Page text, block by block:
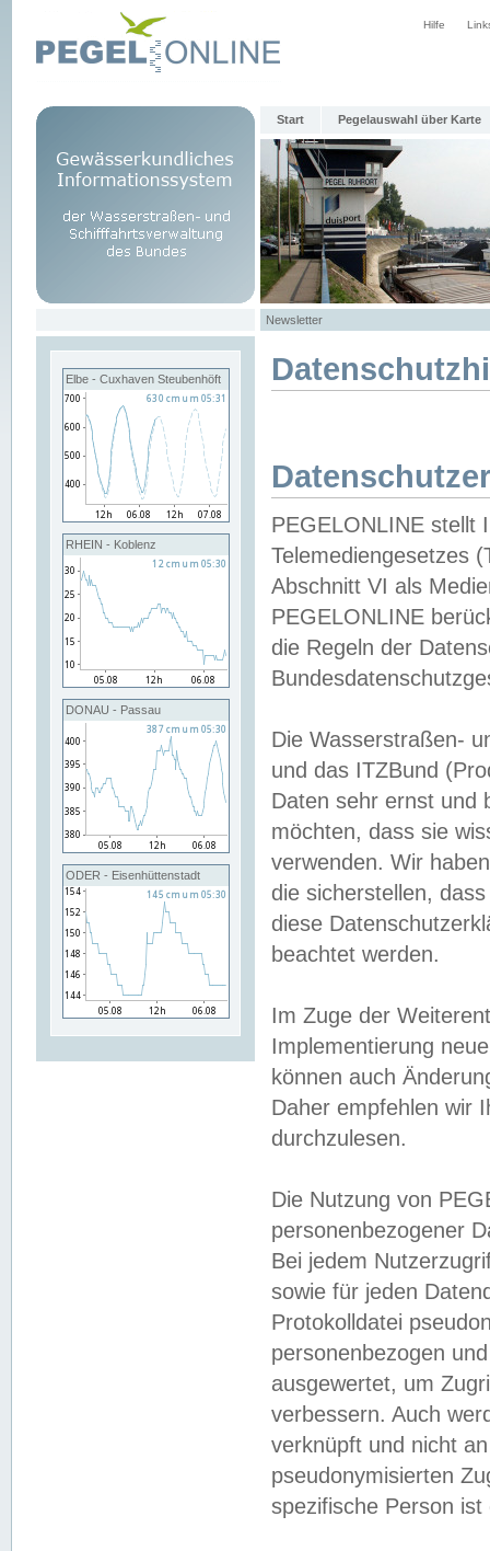
Hilfe
Start Pegelauswahl über Karte
Newsletter
Elbe - Cuxhaven Steubenhöft
RHEIN - Koblenz
DONAU - Passau
ODER - Eisenhüttenstadt
PEGELONLINE stellt
Telemediengesetzes
Abschnitt VI als
PEGELONLINE
die Regeln der
Die Wasserstraßen-
und das ITZBund
Daten sehr ernst und
möchten, dass sie
verwenden. Wir
die sicherstellen,
diese
beachtet werden.
Im Zuge der
Implementierung
können auch
Daher empfehlen wir
durchzulesen.
Die Nutzung von
personenbezogener
Bei jedem
sowie für jeden
Protokolldatei
personenbezogen
ausgewertet, um
verbessern. Auch
verknüpft und nicht
pseudonymisierten
spezifische Person